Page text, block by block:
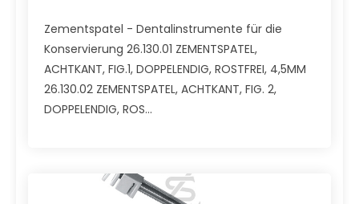
Zementspatel - Dentalinstrumente für die
Konservierung 26.130.01 ZEMENTSPATEL,
ACHTKANT, FIG.1, DOPPELENDIG, ROSTFREI, 4,5MM
26.130.02 ZEMENTSPATEL, ACHTKANT, FIG. 2,
DOPPELENDIG, ROS...